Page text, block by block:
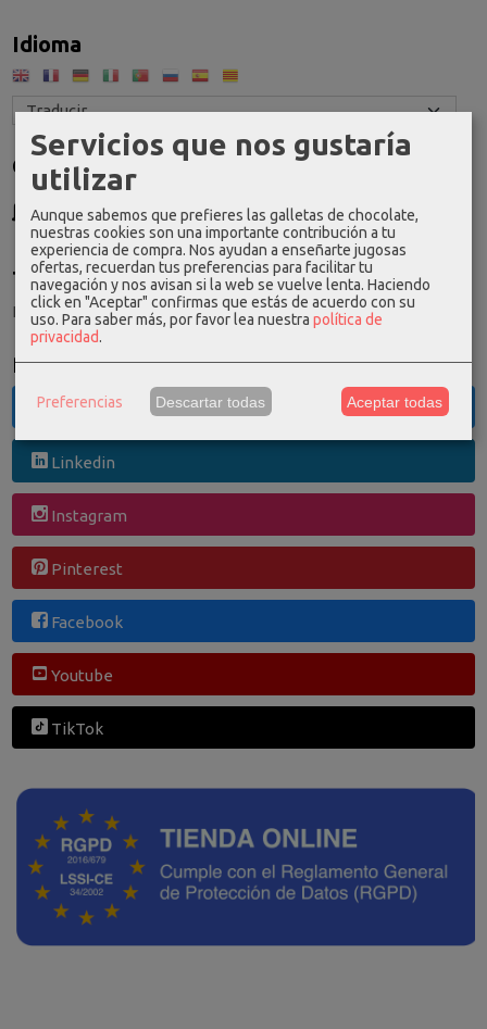
Idioma
Costes de Envío
Consultar Destinos
Tu Carrito (0)
El carrito de la compra está vacío
Redes Sociales
Twitter
Linkedin
Instagram
Pinterest
Facebook
Youtube
TikTok
Servicios que nos gustaría
utilizar
Aunque sabemos que prefieres las galletas de chocolate,
nuestras cookies son una importante contribución a tu
experiencia de compra. Nos ayudan a enseñarte jugosas
ofertas, recuerdan tus preferencias para facilitar tu
navegación y nos avisan si la web se vuelve lenta. Haciendo
click en "Aceptar" confirmas que estás de acuerdo con su
uso. Para saber más, por favor lea nuestra política de
privacidad.
Preferencias Descartar todas Aceptar todas